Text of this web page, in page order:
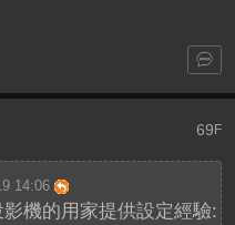
69 F
14:06
機的用家提供設定經驗: